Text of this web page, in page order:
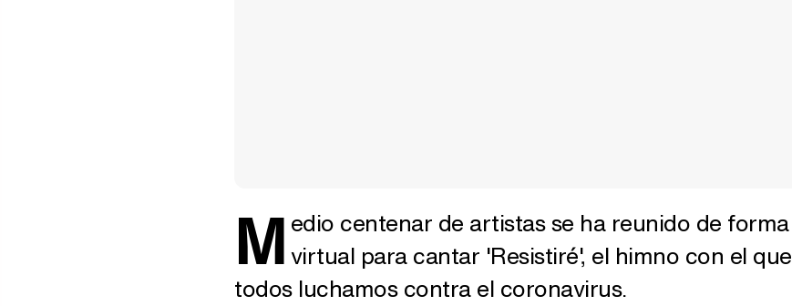
M edio centenar de artistas se ha reunido de forma
virtual para cantar 'Resistiré', el himno con el que
todos luchamos contra el coronavirus.